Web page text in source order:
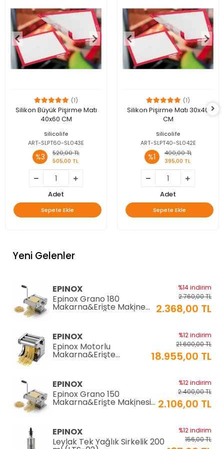
(1)
Silikon Büyük Pişirme Matı
40x60 CM
Silicolife
ART-SLPT60-SL043E
%3
520,00 TL
505,00 TL
Adet
Sepete Ekle
(1)
Silikon Pişirme Matı 30x40
CM
Silicolife
ART-SLPT40-SL042E
%1
400,00 TL
395,00 TL
Adet
Sepete Ekle
Yeni Gelenler
EPINOX
Epinox Grano 180
Makarna&Erişte Makinesi
2mm+6mm (GR-180)
%14 indirim
2.760,00 TL
2.368,00 TL
EPINOX
Epinox Motorlu
Makarna&Erişte
Makinesi 2mm+6mm
%12 indirim
21.600,00 TL
18.955,00 TL
EPINOX
Epinox Grano 150
Makarna&Erişte Makinesi
2mm+4mm (GR-150)
%12 indirim
2.400,00 TL
2.106,00 TL
EPINOX
Leylak Tek Yağlık Sirkelik 200
%12 indirim
156,00 TL